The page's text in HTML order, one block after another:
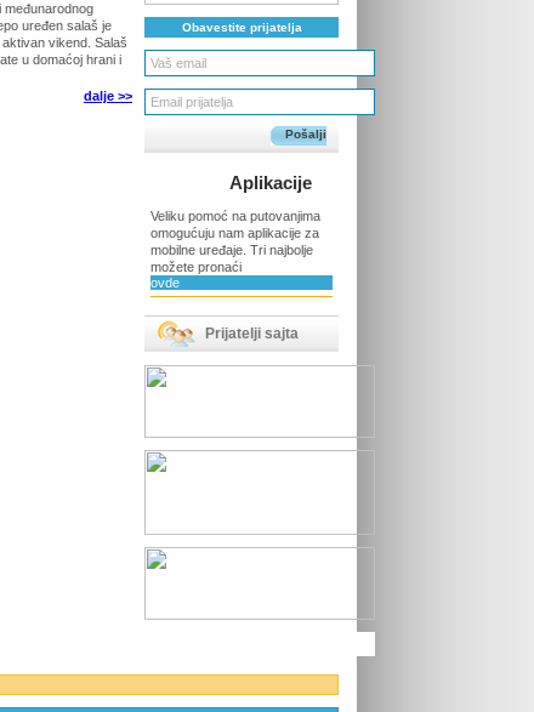
međunarodnog
uređen salaš je
vikend. Salaš
u domaćoj hrani i
dalje >>
Obavestite prijatelja
Pošalji
Aplikacije
Veliku pomoć na putovanjima
omogućuju nam aplikacije za
mobilne uređaje. Tri najbolje
možete pronaći
ovde
Prijatelji sajta